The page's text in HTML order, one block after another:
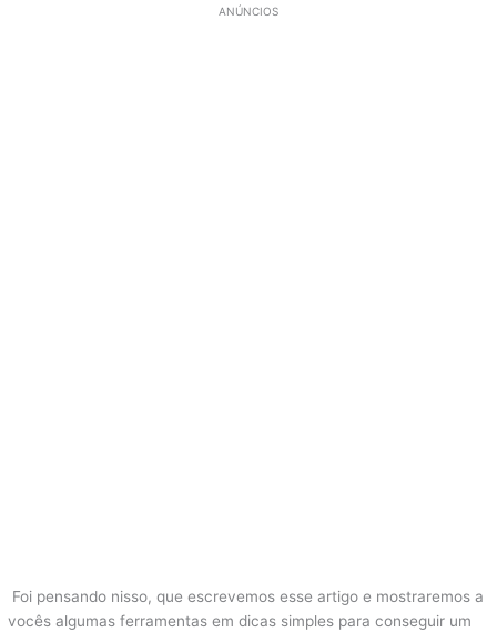
ANÚNCIOS
Foi pensando nisso, que escrevemos esse artigo e mostraremos a
vocês algumas ferramentas em dicas simples para conseguir um